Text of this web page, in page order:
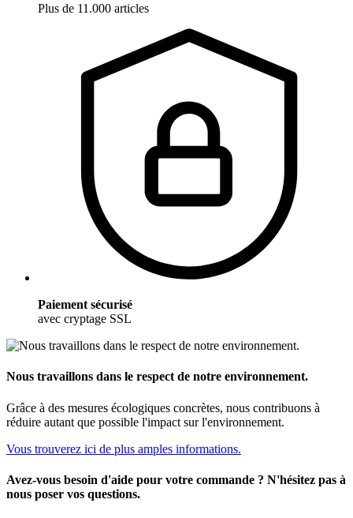
Plus de 11.000 articles
Paiement sécurisé
avec cryptage SSL
Nous travaillons dans le respect de notre environnement.
Grâce à des mesures écologiques concrètes, nous contribuons à
réduire autant que possible l'impact sur l'environnement.
Vous trouverez ici de plus amples informations.
Avez-vous besoin d'aide pour votre commande ? N'hésitez pas à
nous poser vos questions.